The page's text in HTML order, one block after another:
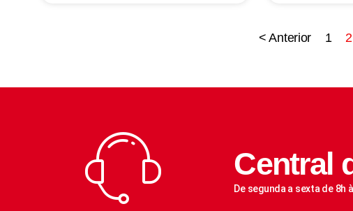
< Anterior 1 2
Central
De segunda a sexta de 8h